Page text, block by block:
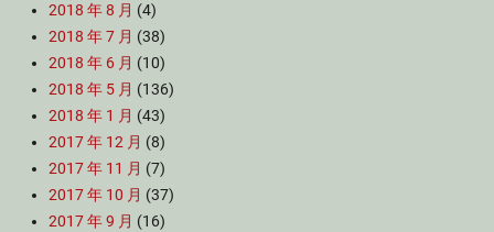
2018 年 8 月 (4)
2018 年 7 月 (38)
2018 年 6 月 (10)
2018 年 5 月 (136)
2018 年 1 月 (43)
2017 年 12 月 (8)
2017 年 11 月 (7)
2017 年 10 月 (37)
2017 年 9 月 (16)